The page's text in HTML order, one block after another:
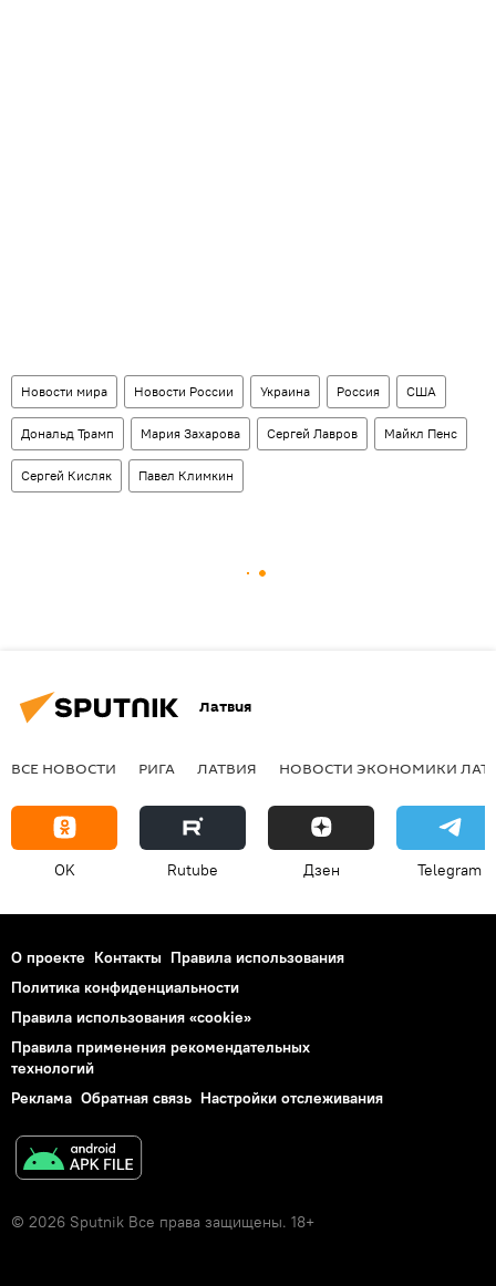
Новости мира Новости России Украина Россия США
Дональд Трамп Мария Захарова Сергей Лавров Майкл Пенс
Сергей Кисляк Павел Климкин
Латвия
ВСЕ НОВОСТИ РИГА ЛАТВИЯ НОВОСТИ ЭКОНОМИКИ
OK Rutube Дзен Telegram
О проекте Контакты Правила использования
Политика конфиденциальности
Правила использования «cookie»
Правила применения рекомендательных
технологий
Реклама Обратная связь Настройки отслеживания
© 2026 Sputnik Все права защищены. 18+